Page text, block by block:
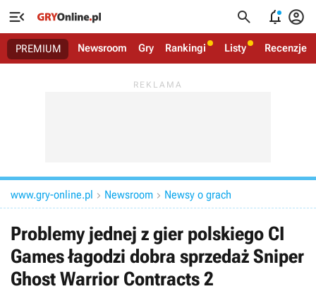
   
PREMIUM Newsroom Gry Rankingi Listy Recenzje
www.gry-online.pl  Newsroom  Newsy o grach
Problemy jednej z gier polskiego CI
Games łagodzi dobra sprzedaż Sniper
Ghost Warrior Contracts 2